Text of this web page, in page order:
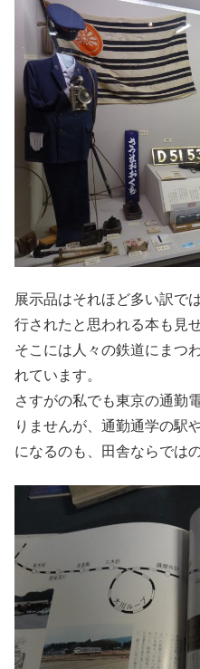
展示品はそれほど多い訳で
行されたと思われる本も見
そこには人々の鉄道にまつ
れています。
さすがの私でも東京の通勤
りませんが、通勤通学の駅
になるのも、田舎ならでは